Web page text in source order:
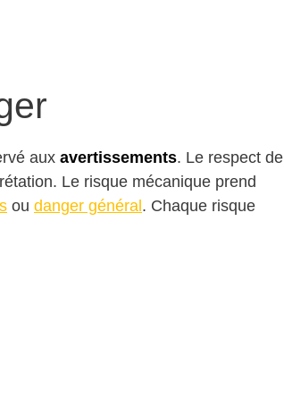
aux avertissements. Le respect de
Le risque mécanique prend
ou danger général. Chaque risque